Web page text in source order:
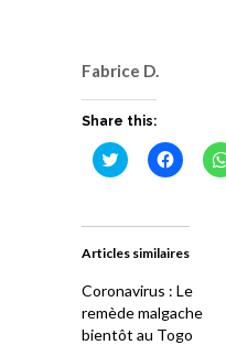
Fabrice D.
Share this:
Cliquez
pour
dans
nouvelle
Cliquez
pour
dans
nouvelle
Articles similaires
Coronavirus : Le
remède malgache
bientôt au Togo